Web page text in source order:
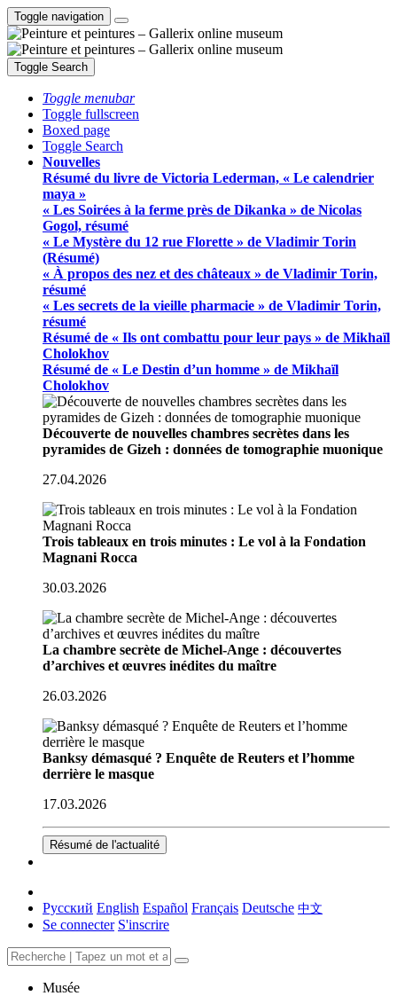
Toggle navigation
Toggle Search
Toggle menubar
Toggle fullscreen
Boxed page
Toggle Search
Nouvelles
Résumé du livre de Victoria Lederman, « Le calendrier
maya »
« Les Soirées à la ferme près de Dikanka » de Nicolas
Gogol, résumé
« Le Mystère du 12 rue Florette » de Vladimir Torin
(Résumé)
« À propos des nez et des châteaux » de Vladimir Torin,
résumé
« Les secrets de la vieille pharmacie » de Vladimir Torin,
résumé
Résumé de « Ils ont combattu pour leur pays » de Mikhaïl
Cholokhov
Résumé de « Le Destin d’un homme » de Mikhaïl
Cholokhov
Découverte de nouvelles chambres secrètes dans les
pyramides de Gizeh : données de tomographie muonique
27.04.2026
Trois tableaux en trois minutes : Le vol à la Fondation
Magnani Rocca
30.03.2026
La chambre secrète de Michel-Ange : découvertes
d’archives et œuvres inédites du maître
26.03.2026
Banksy démasqué ? Enquête de Reuters et l’homme
derrière le masque
17.03.2026
Résumé de l'actualité
Русский English Español Français Deutsche 中文
Se connecter S'inscrire
Musée